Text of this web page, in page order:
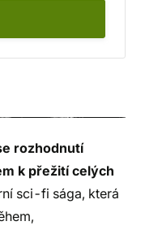
rozhodnutí
k přežití celých
sci-fi sága, která